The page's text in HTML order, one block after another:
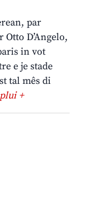
par
D’Angelo,
in vot
e je stade
tal mês di
+